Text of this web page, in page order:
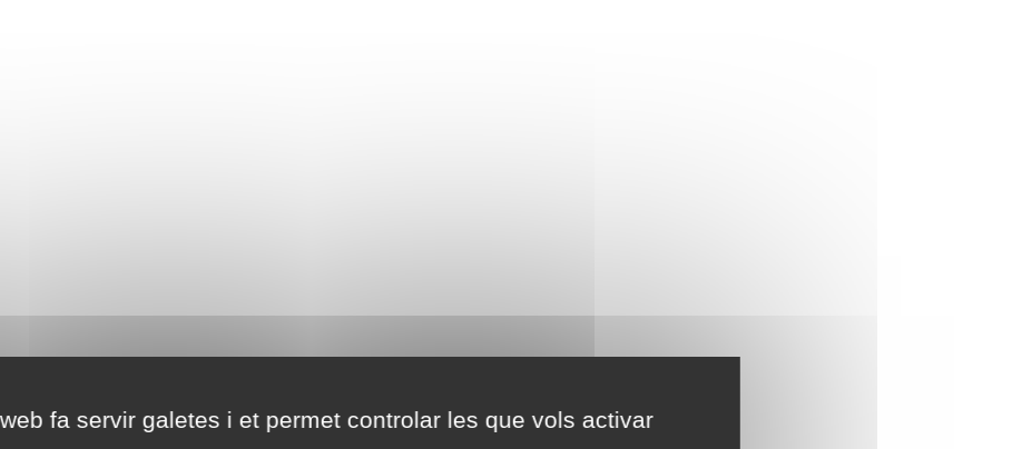
fa servir galetes i et permet controlar les que vols activar